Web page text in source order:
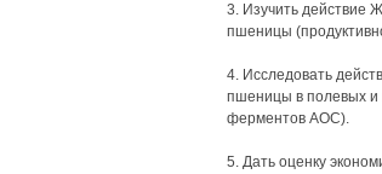
3. Изучить действие
пшеницы
4. Исследовать
пшеницы в полевых и
ферментов АОС).
5. Дать оценку